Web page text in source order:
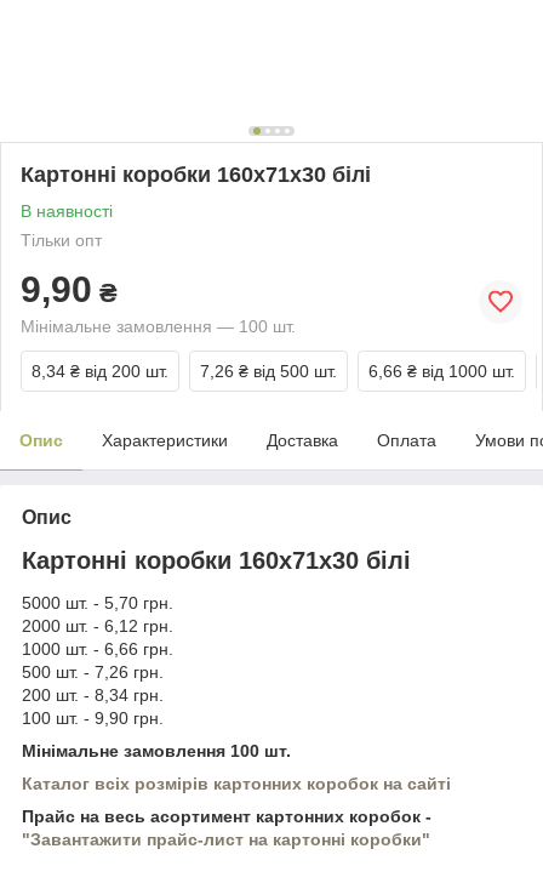
Картонні коробки 160x71x30 білі
В наявності
Тільки опт
9,90 ₴
Мінімальне замовлення — 100 шт.
8,34 ₴ від 200 шт. 7,26 ₴ від 500 шт. 6,66 ₴ від 1000 шт.
Опис Характеристики Доставка Оплата Умови
Опис
Картонні коробки 160x71x30 білі
5000 шт. - 5,70 грн.
2000 шт. - 6,12 грн.
1000 шт. - 6,66 грн.
500 шт. - 7,26 грн.
200 шт. - 8,34 грн.
100 шт. - 9,90 грн.
Мінімальне замовлення 100 шт.
Каталог всіх розмірів картонних коробок на сайті
Прайс на весь асортимент картонних коробок -
"Завантажити прайс-лист на картонні коробки"